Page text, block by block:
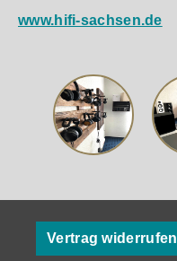
www.hifi-sachsen.de
Vertrag widerrufen